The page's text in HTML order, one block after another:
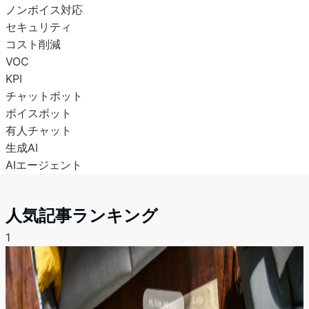
ノンボイス対応
セキュリティ
コスト削減
VOC
KPI
チャットボット
ボイスボット
有人チャット
生成AI
AIエージェント
人気記事ランキング
1